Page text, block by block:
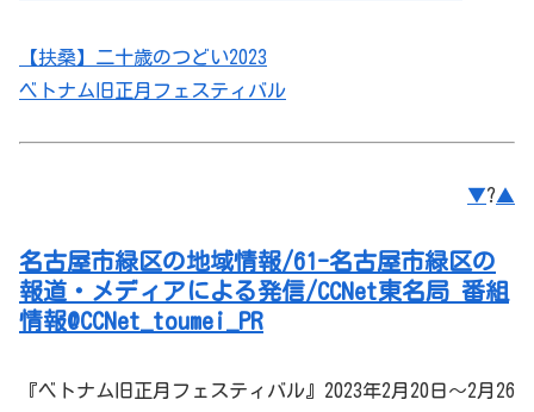
【扶桑】二十歳のつどい2023
ベトナム旧正月フェスティバル
▼?▲
名古屋市緑区の地域情報/61-名古屋市緑区の
報道・メディアによる発信/CCNet東名局 番組
情報@CCNet_toumei_PR
『ベトナム旧正月フェスティバル』2023年2月20日～2月26